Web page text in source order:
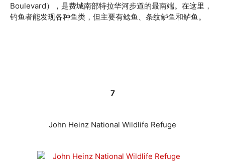
Boulevard），是费城南部特拉华河步道的最南端。在这里，
钓鱼者能发现各种鱼类，但主要有鲶鱼、条纹鲈鱼和鲈鱼。
7
John Heinz National Wildlife Refuge